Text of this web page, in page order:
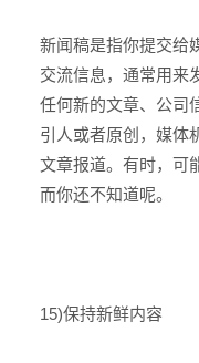
新闻稿是指你提交给
交流信息，通常用来
任何新的文章、公司
引人或者原创，媒体
文章报道。有时，可
而你还不知道呢。
15)保持新鲜内容